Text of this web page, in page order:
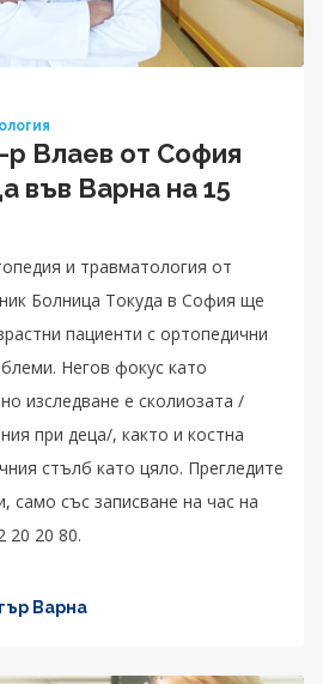
Влаев от София
във Варна на 15
и травматология от
Болница Токуда в София ще
пациенти с ортопедични
Негов фокус като
изследване е сколиозата /
при деца/, както и костна
стълб като цяло. Прегледите
само със записване на час на
20 20 80.
Варна